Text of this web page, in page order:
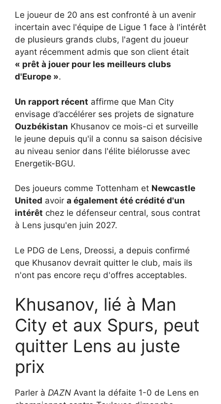
Le joueur de 20 ans est confronté à un avenir
incertain avec l'équipe de Ligue 1 face à l'intérêt
de plusieurs grands clubs, l'agent du joueur
ayant récemment admis que son client était
« prêt à jouer pour les meilleurs clubs
d'Europe ».
Un rapport récent affirme que Man City
envisage d’accélérer ses projets de signature
Ouzbékistan Khusanov ce mois-ci et surveille
le jeune depuis qu'il a connu sa saison décisive
au niveau senior dans l'élite biélorusse avec
Energetik-BGU.
Des joueurs comme Tottenham et Newcastle
United avoir a également été crédité d'un
intérêt chez le défenseur central, sous contrat
à Lens jusqu'en juin 2027.
Le PDG de Lens, Dreossi, a depuis confirmé
que Khusanov devrait quitter le club, mais ils
n'ont pas encore reçu d'offres acceptables.
Khusanov, lié à Man
City et aux Spurs, peut
quitter Lens au juste
prix
Parler à DAZN Avant la défaite 1-0 de Lens en